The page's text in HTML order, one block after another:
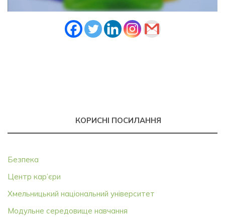
КОРИСНІ ПОСИЛАННЯ
Безпека
Центр кар’єри
Хмельницький національний університет
Модульне середовище навчання